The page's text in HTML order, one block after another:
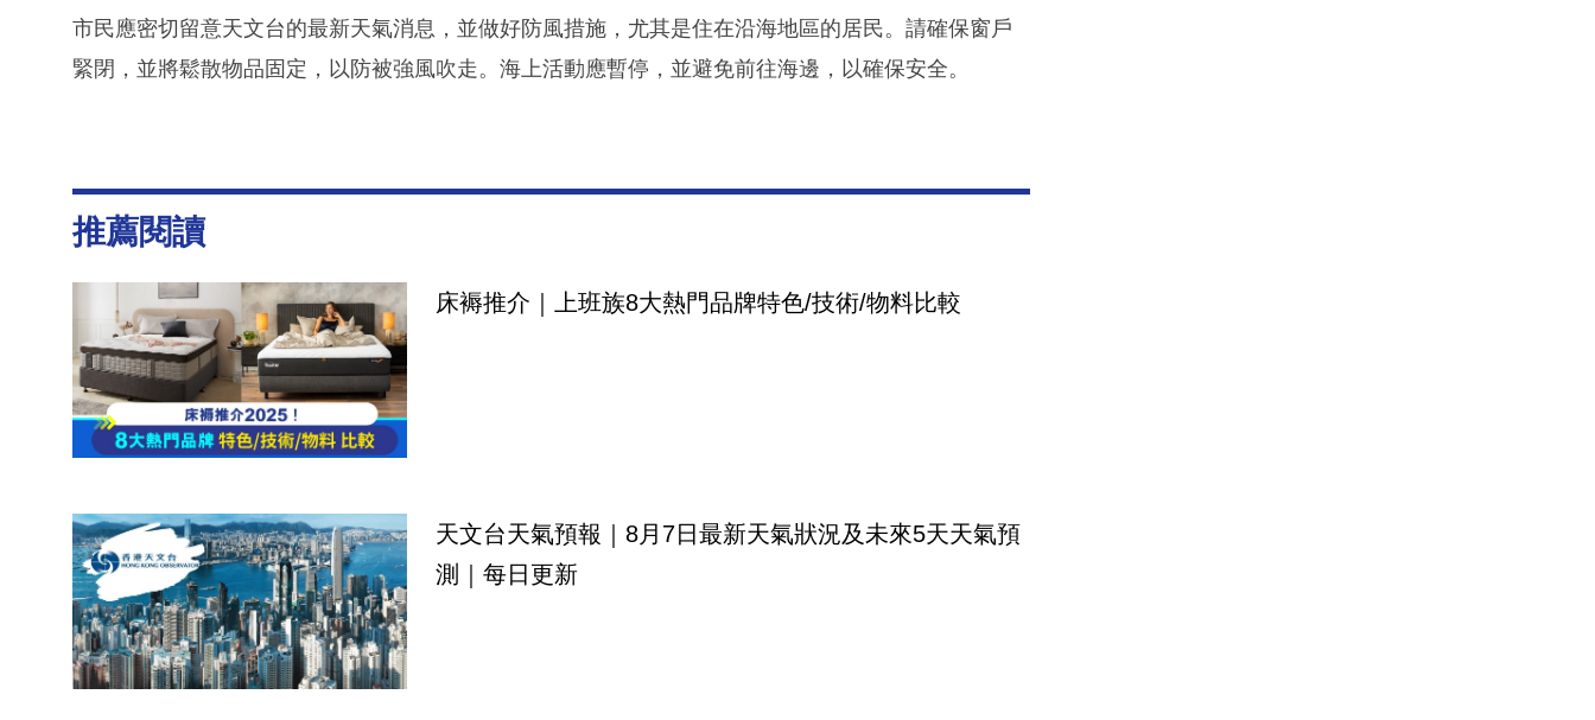
市民應密切留意天文台的最新天氣消息，並做好防風措施，尤其是住在沿海地區的居民。請確保窗戶
緊閉，並將鬆散物品固定，以防被強風吹走。海上活動應暫停，並避免前往海邊，以確保安全。
推薦閱讀
床褥推介｜上班族8大熱門品牌特色/技術/物料比較
天文台天氣預報｜8月7日最新天氣狀況及未來5天天氣預
測｜每日更新